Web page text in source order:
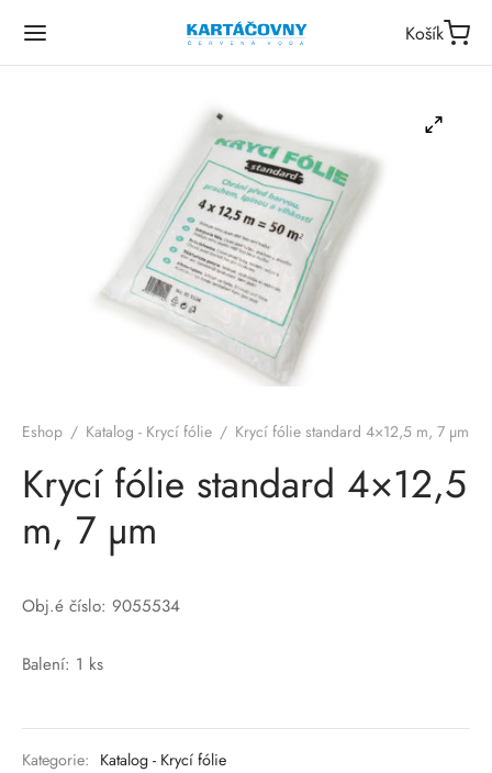
Košík
Eshop / Katalog - Krycí fólie / Krycí fólie standard 4×12,5 m, 7 µm
Krycí fólie standard 4×12,5
m, 7 µm
Obj.é číslo: 9055534
Balení: 1 ks
Kategorie: Katalog - Krycí fólie